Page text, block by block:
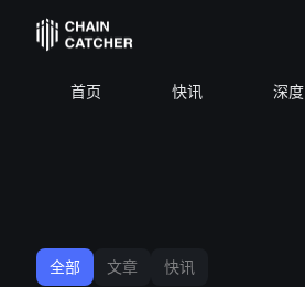
首页 快讯 深度
全部 文章 快讯